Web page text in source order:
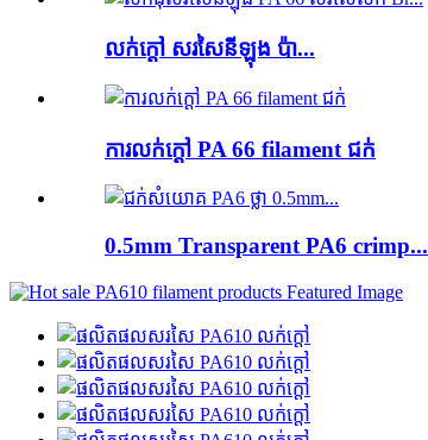
លក់ក្តៅ សរសៃនីឡុង ប៉ា...
ការលក់ក្តៅ PA 66 filament ជក់
0.5mm Transparent PA6 crimp...